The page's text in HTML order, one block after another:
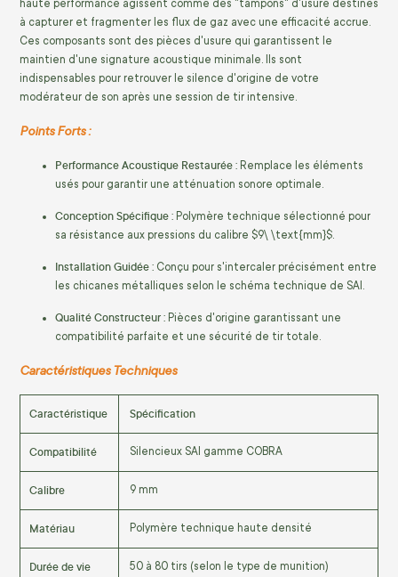
haute performance agissent comme des "tampons" d'usure destinés
à capturer et fragmenter les flux de gaz avec une efficacité accrue.
Ces composants sont des pièces d'usure qui garantissent le
maintien d'une signature acoustique minimale. Ils sont
indispensables pour retrouver le silence d'origine de votre
modérateur de son après une session de tir intensive.
Points Forts :
Performance Acoustique Restaurée : Remplace les éléments
usés pour garantir une atténuation sonore optimale.
Conception Spécifique : Polymère technique sélectionné pour
sa résistance aux pressions du calibre $9\ \text{mm}$
Installation Guidée : Conçu pour s'intercaler précisément entre
les chicanes métalliques selon le schéma technique de SAI.
Qualité Constructeur : Pièces d'origine garantissant une
compatibilité parfaite et une sécurité de tir totale.
Caractéristiques Techniques
Caractéristique Spécification
Compatibilité Silencieux SAI gamme COBRA
Calibre 9 mm
Matériau Polymère technique haute densité
Durée de vie 50 à 80 tirs (selon le type de munition)